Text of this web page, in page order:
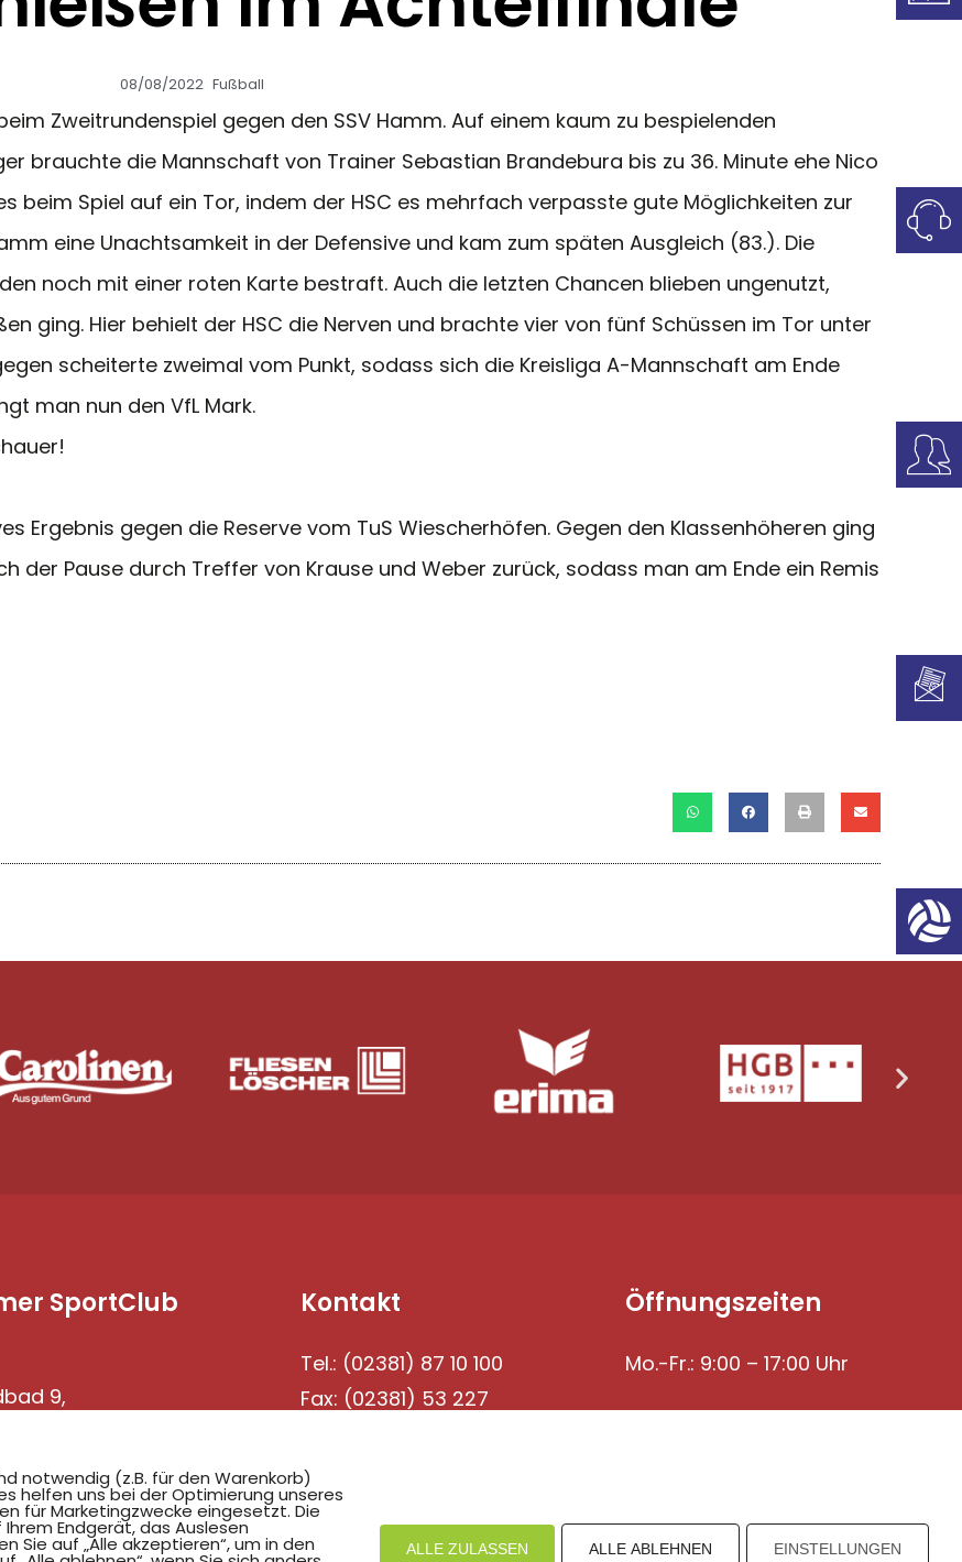
08/08/2022 Fußball
Zweitrundenspiel gegen den SSV Hamm. Auf einem kaum zu bespielenden
brauchte die Mannschaft von Trainer Sebastian Brandebura bis zu 36. Minute ehe Nico
beim Spiel auf ein Tor, indem der HSC es mehrfach verpasste gute Möglichkeiten zur
eine Unachtsamkeit in der Defensive und kam zum späten Ausgleich (83.). Die
noch mit einer roten Karte bestraft. Auch die letzten Chancen blieben ungenutzt,
ging. Hier behielt der HSC die Nerven und brachte vier von fünf Schüssen im Tor unter
scheiterte zweimal vom Punkt, sodass sich die Kreisliga A-Mannschaft am Ende
man nun den VfL Mark.
Ergebnis gegen die Reserve vom TuS Wiescherhöfen. Gegen den Klassenhöheren ging
der Pause durch Treffer von Krause und Weber zurück, sodass man am Ende ein Remis
SportClub
9,
Kontakt
Tel.: (02381) 87 10 100
Fax: (02381) 53 227
Öffnungszeiten
Mo.-Fr.: 9:00 – 17:00 Uhr
notwendig (z.B. für den Warenkorb)
helfen uns bei der Optimierung unseres
für Marketingzwecke eingesetzt. Die
Endgerät, das Auslesen
Sie auf „Alle akzeptieren“, um in den ALLE ZULASSEN ALLE ABLEHNEN EINSTELLUNGEN